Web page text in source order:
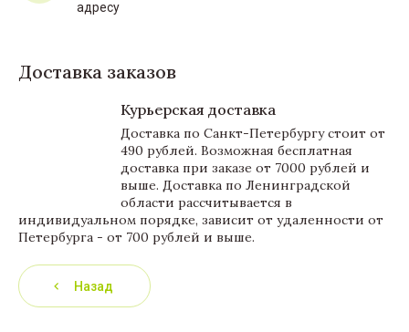
адресу
Доставка заказов
Курьерская доставка
Доставка по Санкт-Петербургу стоит от
490 рублей. Возможная бесплатная
доставка при заказе от 7000 рублей и
выше. Доставка по Ленинградской
области рассчитывается в
индивидуальном порядке, зависит от удаленности от
Петербурга - от 700 рублей и выше.
Назад